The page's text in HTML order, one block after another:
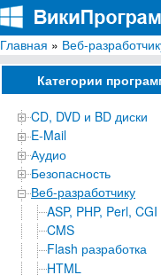
ВикиПрограммы
Энциклопедия
Главная » Веб-
Категории
CD, DVD и BD диски
E-Mail
Аудио
Безопасность
Веб-разработчику
ASP, PHP, Perl, CGI
CMS
Flash разработка
HTML